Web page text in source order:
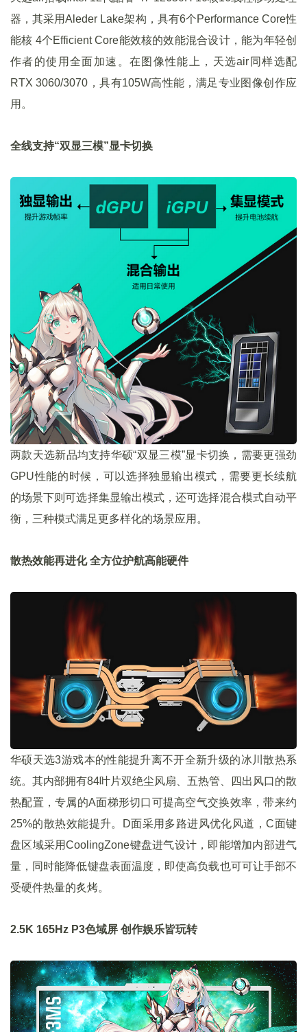
器，其采用Aleder Lake架构，具有6个Performance Core性
能核 4个Efficient Core能效核的效能混合设计，能为年轻创
作者的使用全面加速。在图像性能上，天选air同样选配
RTX 3060/3070，具有105W高性能，满足专业图像创作应
用。
全线支持“双显三模”显卡切换
两款天选新品均支持华硕“双显三模”显卡切换，需要更强劲
GPU性能的时候，可以选择独显输出模式，需要更长续航
的场景下则可选择集显输出模式，还可选择混合模式自动平
衡，三种模式满足更多样化的场景应用。
散热效能再进化 全方位护航高能硬件
华硕天选3游戏本的性能提升离不开全新升级的冰川散热系
统。其内部拥有84叶片双绝尘风扇、五热管、四出风口的散
热配置，专属的A面梯形切口可提高空气交换效率，带来约
25%的散热效能提升。D面采用多路进风优化风道，C面键
盘区域采用CoolingZone键盘进气设计，即能增加内部进气
量，同时能降低键盘表面温度，即使高负载也可可让手部不
受硬件热量的炙烤。
2.5K 165Hz P3色域屏 创作娱乐皆玩转